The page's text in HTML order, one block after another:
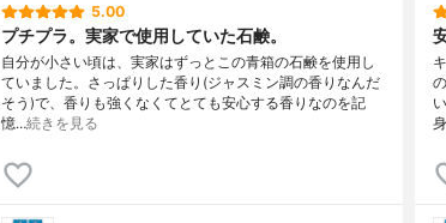
5.00
プチプラ。実家で使用していた石鹸。
自分が小さい頃は、実家はずっとこの青箱の石鹸を使用し
ていました。さっぱりした香り(ジャスミン調の香りなんだ
そう)で、香りも強くなくてとても安心する香りなのを記
憶…続きを見る